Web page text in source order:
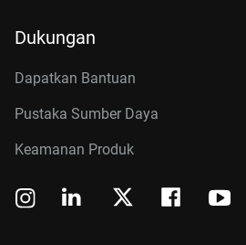
Dukungan
Dapatkan Bantuan
Pustaka Sumber Daya
Keamanan Produk